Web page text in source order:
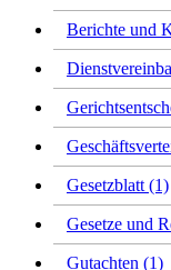
Berichte und
Gesetzblatt (1)
Gesetze und
Gutachten (1)